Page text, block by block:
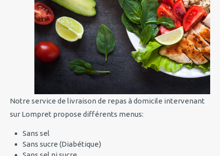
Notre service de livraison de repas à domicile intervenant
sur Lompret propose différents menus:
Sans sel
Sans sucre (Diabétique)